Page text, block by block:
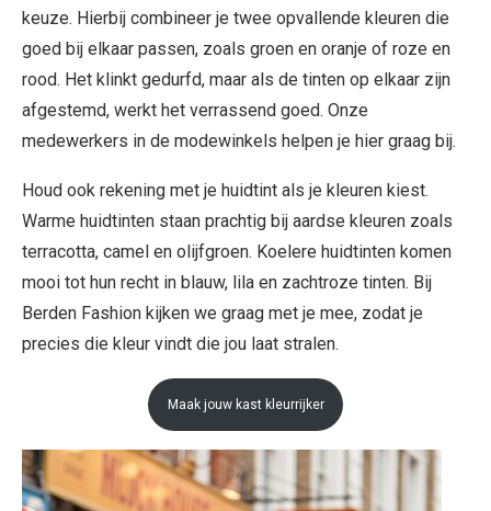
keuze. Hierbij combineer je twee opvallende kleuren die
goed bij elkaar passen, zoals groen en oranje of roze en
rood. Het klinkt gedurfd, maar als de tinten op elkaar zijn
afgestemd, werkt het verrassend goed. Onze
medewerkers in de modewinkels helpen je hier graag bij.
Houd ook rekening met je huidtint als je kleuren kiest.
Warme huidtinten staan prachtig bij aardse kleuren zoals
terracotta, camel en olijfgroen. Koelere huidtinten komen
mooi tot hun recht in blauw, lila en zachtroze tinten. Bij
Berden Fashion kijken we graag met je mee, zodat je
precies die kleur vindt die jou laat stralen.
Maak jouw kast kleurrijker